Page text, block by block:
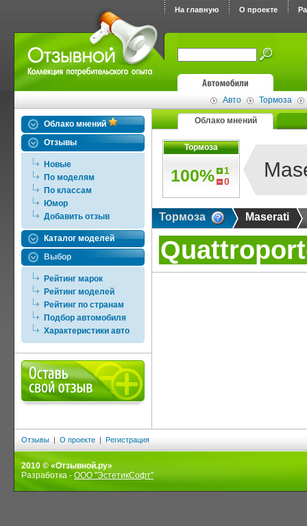
На главную О проекте
Авто Тормоза
Облако мнений
Отзывы
Новые
По моделям
По классам
Юмор
Добавить отзыв
Каталог моделей
Выбор
Рейтинг марок
Рейтинг моделей
Рейтинг по странам
Подбор автомобиля
Характеристики авто
Облако мнений
Тормоза
100%
1
0
Тормоза Maserati
Отзывы | О проекте | Регистрация
2010 © «Отзывной.ру»
Разработка - ООО "ЭстетикСофт"